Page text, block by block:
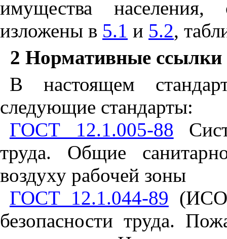
имущества
изложены в 5.1 и 5.2,
2 Нормативные ссылки
В настоящем
следующие стандарты:
ГОСТ 12.1.005-88
труда. Общие
воздуху рабочей зоны
ГОСТ 12.1.044-89 (ИСО
безопасности труда.